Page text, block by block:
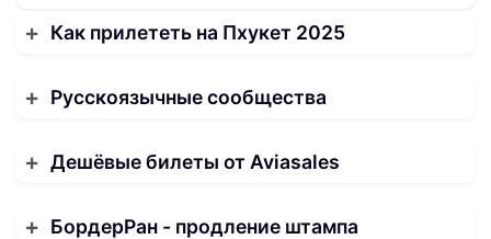
Как прилететь на Пхукет 2025
Русскоязычные сообщества
Дешёвые билеты от Aviasales
БордерРан - продление штампа